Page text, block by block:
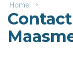
Home
Academie